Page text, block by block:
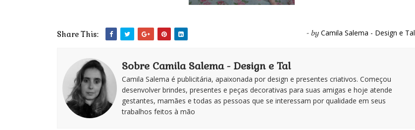
Share This: - by Camila Salema - Design e Tal
Sobre Camila Salema - Design e Tal
Camila Salema é publicitária, apaixonada por design e presentes criativos. Começou
desenvolver brindes, presentes e peças decorativas para suas amigas e hoje atende
gestantes, mamães e todas as pessoas que se interessam por qualidade em seus
trabalhos feitos à mão